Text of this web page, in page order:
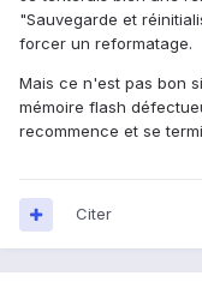
"Sauvegarde et
forcer un reformatage.
Mais ce n'est pas bon
mémoire flash
recommence et se
Citer